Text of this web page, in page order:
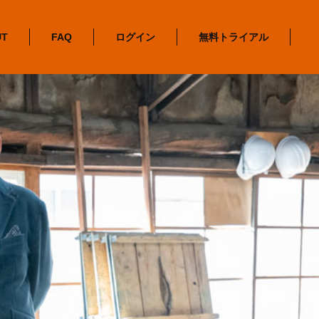
FAQ ログイン 無料トライアル